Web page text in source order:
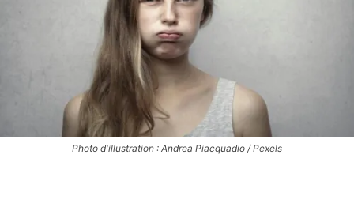
Photo d'illustration : Andrea Piacquadio / Pexels